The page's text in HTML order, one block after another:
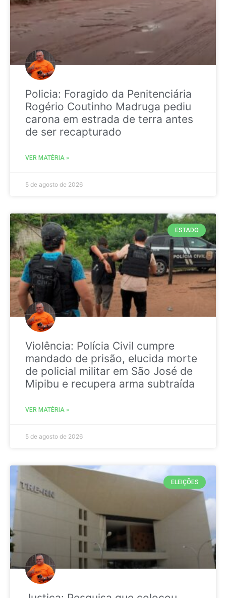
Policia: Foragido da Penitenciária
Rogério Coutinho Madruga pediu
carona em estrada de terra antes
de ser recapturado
VER MATÉRIA »
5 de agosto de 2026
ESTADO
Violência: Polícia Civil cumpre
mandado de prisão, elucida morte
de policial militar em São José de
Mipibu e recupera arma subtraída
VER MATÉRIA »
5 de agosto de 2026
ELEIÇÕES